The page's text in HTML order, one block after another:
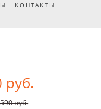
КОНТАКТЫ
руб.
руб.